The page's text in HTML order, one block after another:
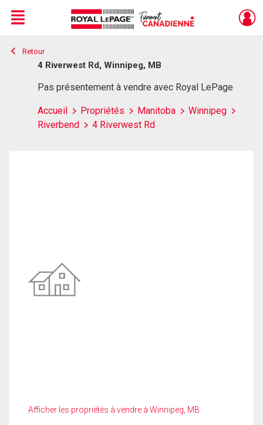
Live
En Direct
Menu
Retour
4 Riverwest Rd, Winnipeg, MB
Pas présentement à vendre avec Royal LePage
Accueil Propriétés Manitoba
Winnipeg
Riverbend
4 Riverwest Rd
Afficher les propriétés à vendre à Winnipeg, MB